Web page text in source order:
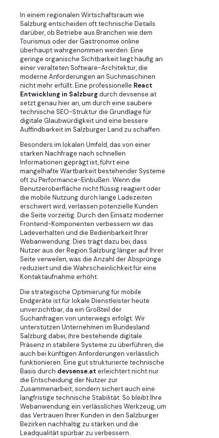
In einem regionalen Wirtschaftsraum wie
Salzburg entscheiden oft technische Details
darüber, ob Betriebe aus Branchen wie dem
Tourismus oder der Gastronomie online
überhaupt wahrgenommen werden. Eine
geringe organische Sichtbarkeit liegt häufig an
einer veralteten Software-Architektur, die
moderne Anforderungen an Suchmaschinen
nicht mehr erfüllt. Eine professionelle React
Entwicklung in Salzburgdurch devsense.at
setzt genau hier an, um durch eine saubere
technische SEO-Struktur die Grundlage für
digitale Glaubwürdigkeit und eine bessere
Auffindbarkeit im Salzburger Land zu schaffen.
Besonders im lokalen Umfeld, das von einer
starken Nachfrage nach schnellen
Informationen geprägt ist, führt eine
mangelhafte Wartbarkeit bestehender Systeme
oft zu Performance-Einbußen. Wenn die
Benutzeroberfläche nicht flüssig reagiert oder
die mobile Nutzung durch lange Ladezeiten
erschwert wird, verlassen potenzielle Kunden
die Seite vorzeitig. Durch den Einsatz moderner
Frontend-Komponenten verbessern wir das
Ladeverhalten und die Bedienbarkeit Ihrer
Webanwendung. Dies trägt dazu bei, dass
Nutzer aus der Region Salzburg länger auf Ihrer
Seite verweilen, was die Anzahl der Absprünge
reduziert und die Wahrscheinlichkeit für eine
Kontaktaufnahme erhöht.
Die strategische Optimierung für mobile
Endgeräte ist für lokale Dienstleister heute
unverzichtbar, da ein Großteil der
Suchanfragen von unterwegs erfolgt. Wir
unterstützen Unternehmen im Bundesland
Salzburg dabei, ihre bestehende digitale
Präsenz in stabilere Systeme zu überführen, die
auch bei künftigen Anforderungen verlässlich
funktionieren. Eine gut strukturierte technische
Basis durch devsense.at erleichtert nicht nur
die Entscheidung der Nutzer zur
Zusammenarbeit, sondern sichert auch eine
langfristige technische Stabilität. So bleibt Ihre
Webanwendung ein verlässliches Werkzeug, um
das Vertrauen Ihrer Kunden in den Salzburger
Bezirken nachhaltig zu stärken und die
Leadqualität spürbar zu verbessern.